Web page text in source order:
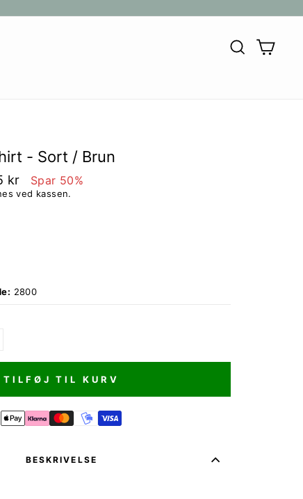
SØG
- Sort / Brun
kr Spar 50%
ved kassen.
2800
TILFØJ TIL KURV
BESKRIVELSE